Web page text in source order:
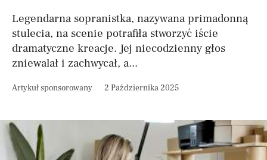
Legendarna sopranistka, nazywana primadonną
stulecia, na scenie potrafiła stworzyć iście
dramatyczne kreacje. Jej niecodzienny głos
zniewalał i zachwycał, a...
Artykuł sponsorowany 2 Października 2025